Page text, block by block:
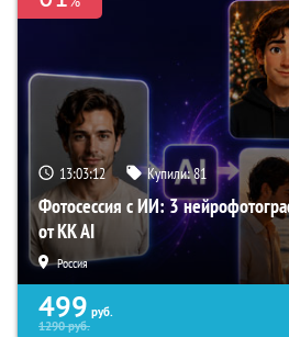
13:03:11 Купили:81
Фотосессия с ИИ: 3
от KK AI
Россия
499 руб.
1290руб.